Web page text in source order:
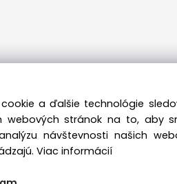
a ďalšie technológie
webových stránok na to, aby
návštevnosti našich
Viac informácií